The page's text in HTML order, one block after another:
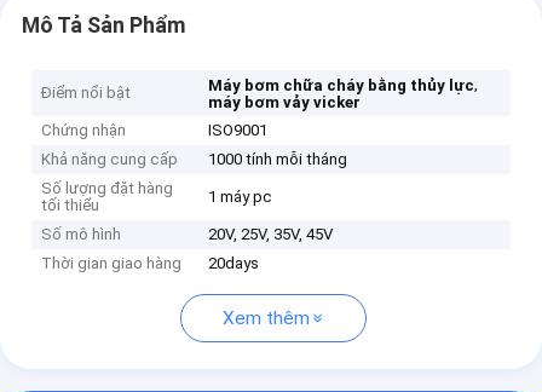
Mô Tả Sản Phẩm
Điểm nổi bật Máy bơm chữa cháy bằng thủy lực,
máy bơm vảy vicker
Chứng nhận
ISO9001
Khả năng cung cấp
1000 tính mỗi tháng
Số lượng đặt hàng
tối thiểu
1 máy pc
Số mô hình
20V, 25V, 35V, 45V
Thời gian giao hàng
20days
Xem thêm